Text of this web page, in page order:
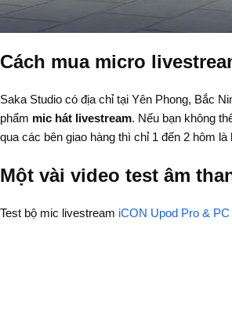
Cách mua micro
Saka Studio có địa chỉ tại Yên Phong, Bắc
phẩm mic hát livestream. Nếu bạn không
qua các bên giao hàng thì chỉ 1 đến 2 hôm là
Một vài video test âm
Test bộ mic livestream iCON Upod Pro & PC